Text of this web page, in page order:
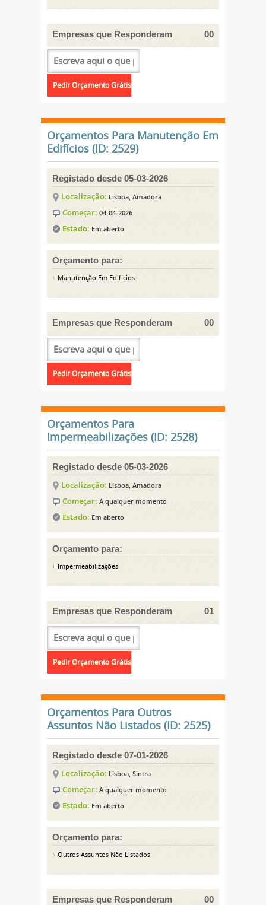
Empresas que Responderam 00
Orçamentos Para Manutenção Em
Edifícios (ID: 2529)
Registado desde 05-03-2026
Localização: Lisboa, Amadora
Começar: 04-04-2026
Estado: Em aberto
Orçamento para:
Manutenção Em Edifícios
Empresas que Responderam 00
Orçamentos Para
Impermeabilizações (ID: 2528)
Registado desde 05-03-2026
Localização: Lisboa, Amadora
Começar: A qualquer momento
Estado: Em aberto
Orçamento para:
Impermeabilizações
Empresas que Responderam 01
Orçamentos Para Outros
Assuntos Não Listados (ID: 2525)
Registado desde 07-01-2026
Localização: Lisboa, Sintra
Começar: A qualquer momento
Estado: Em aberto
Orçamento para:
Outros Assuntos Não Listados
Empresas que Responderam 00